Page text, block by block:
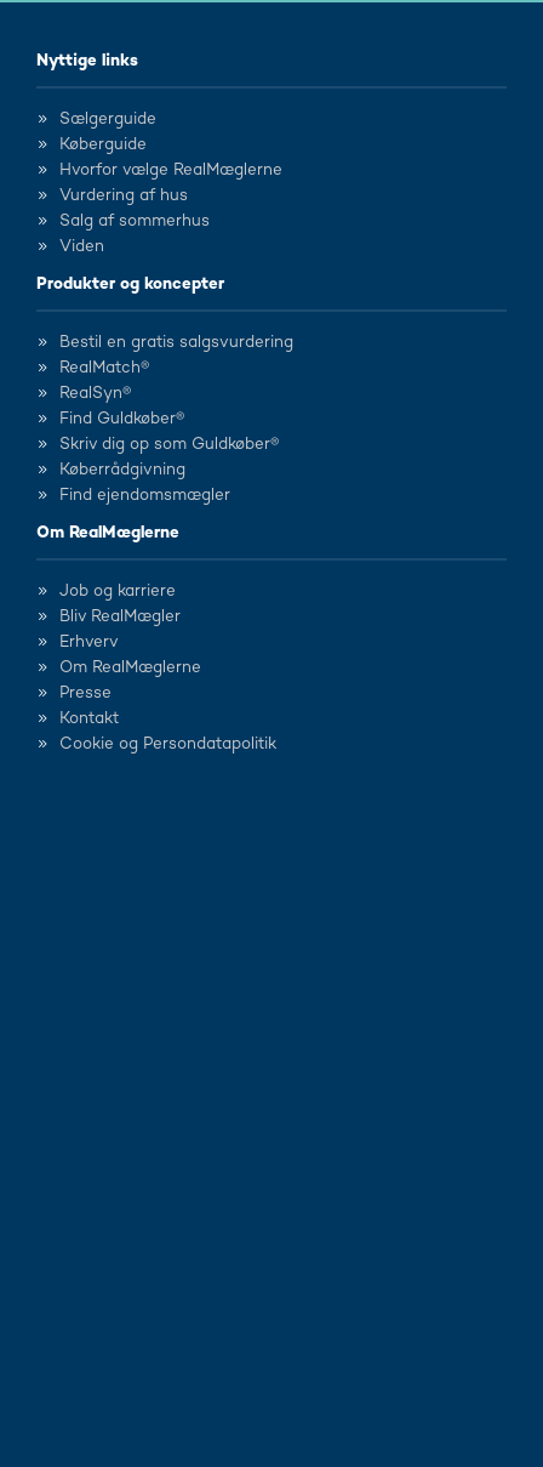
Nyttige links
Sælgerguide
Køberguide
Hvorfor vælge RealMæglerne
Vurdering af hus
Salg af sommerhus
Viden
Produkter og koncepter
Bestil en gratis salgsvurdering
RealMatch®
RealSyn®
Find Guldkøber®
Skriv dig op som Guldkøber®
Køberrådgivning
Find ejendomsmægler
Om RealMæglerne
Job og karriere
Bliv RealMægler
Erhverv
Om RealMæglerne
Presse
Kontakt
Cookie og Persondatapolitik